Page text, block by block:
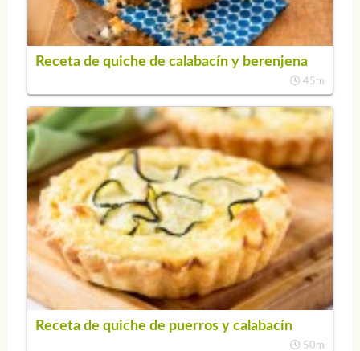
Receta de quiche de calabacín y berenjena
45m
Receta de quiche de puerros y calabacín
50m